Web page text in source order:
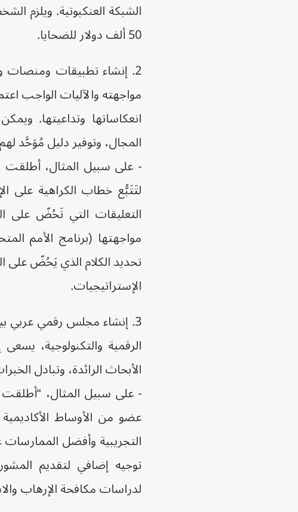
الشبكة العنكبوتية. ويلزم
50 ألف دولار للضحايا.
2. إنشاء تطبيقات ومنصات
مواجهته والآليات الواجب
انعكاساتها وتداعيتها.
المجال، وتوفير دليل مُوَحَّد
- على سبيل المثال،
لتَتَبُّع خطاب الكراهية
التعليقات التي تَحُضّ على
تحديد الكلام الذي يَحُضّ على
الإستراتيجيات.
3. إنشاء مجلس رقمي عربي
الرقمية والتكنولوجية،
الأبحاث الرائدة، وتبادل
عضو من الأوساط
توجيه إضافي لتقديم
لدراسات مكافحة الإرهاب